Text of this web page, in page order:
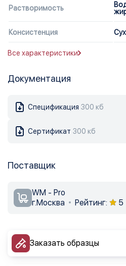
Растворимость
Консистенция
Все характеристики
Документация
Спецификация 300 кб
Сертификат 300 кб
Поставщик
WM - Pro
г.Москва
Рейтинг: 5
Заказать образцы